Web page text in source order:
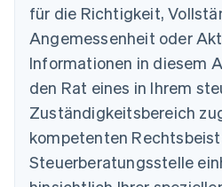
für die Richtigkeit,
Angemessenheit oder
Informationen in diesem
den Rat eines in Ihrem
Zuständigkeitsbereich
kompetenten
Steuerberatungsstelle
Dänemark
English
Deutschland
Deutsch English
Estland
English
Festlandchina
简体中文 English
Finnland
EnglishSvenska